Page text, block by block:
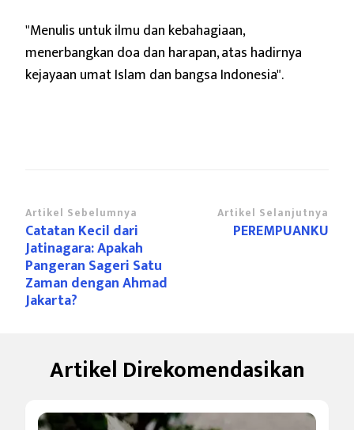
"Menulis untuk ilmu dan kebahagiaan,
menerbangkan doa dan harapan,atas hadirnya
kejayaan umat Islam dan bangsa Indonesia".
Navigasi
Artikel
Artikel Sebelumnya
Catatan Kecil dari
Jatinagara: Apakah
Pangeran Sageri Satu
Zaman dengan Ahmad
Jakarta?
Artikel Selanjutnya
PEREMPUANKU
Artikel Direkomendasikan